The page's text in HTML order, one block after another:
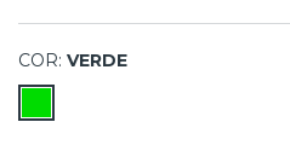
COR: VERDE